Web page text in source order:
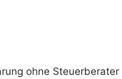
ohne